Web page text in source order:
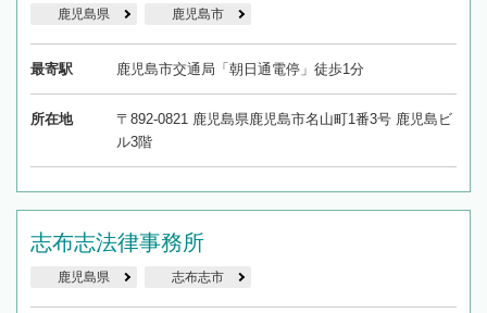
鹿児島県 鹿児島市
最寄駅 鹿児島市交通局「朝日通電停」徒歩1分
所在地
〒892-0821 鹿児島県鹿児島市名山町1番3号 鹿児島ビ
ル3階
志布志法律事務所
鹿児島県 志布志市